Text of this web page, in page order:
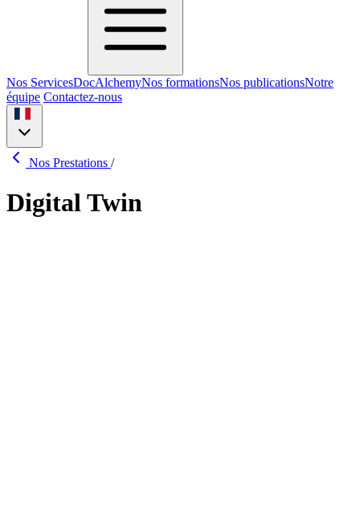
Nos ServicesDocAlchemyNos formationsNos publicationsNotre
équipe Contactez-nous
Nos Prestations /
Digital Twin